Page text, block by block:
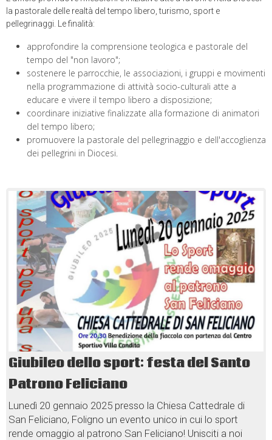
la pastorale delle realtà del tempo libero, turismo, sport e
pellegrinaggi. Le finalità:
approfondire la comprensione teologica e pastorale del
tempo del "non lavoro";
sostenere le parrocchie, le associazioni, i gruppi e movimenti
nella programmazione di attività socio-culturali atte a
educare e vivere il tempo libero a disposizione;
coordinare iniziative finalizzate alla formazione di animatori
del tempo libero;
promuovere la pastorale del pellegrinaggio e dell'accoglienza
dei pellegrini in Diocesi.
Giubileo dello sport: festa del Santo
Patrono Feliciano
Lunedì 20 gennaio 2025 presso la Chiesa Cattedrale di
San Feliciano, Foligno un evento unico in cui lo sport
rende omaggio al patrono San Feliciano! Unisciti a noi